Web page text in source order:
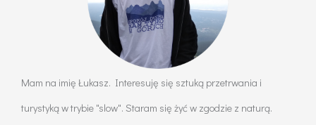
nauczyć?
Mam na imię Łukasz. Interesuję się sztuką przetrwania i
turystyką w trybie "slow". Staram się żyć w zgodzie z naturą.